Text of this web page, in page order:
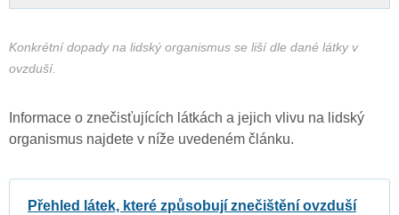
Konkrétní dopady na lidský organismus se liší dle dané látky v
ovzduší.
Informace o znečisťujících látkách a jejich vlivu na lidský
organismus najdete v níže uvedeném článku.
Přehled látek, které způsobují znečištění ovzduší